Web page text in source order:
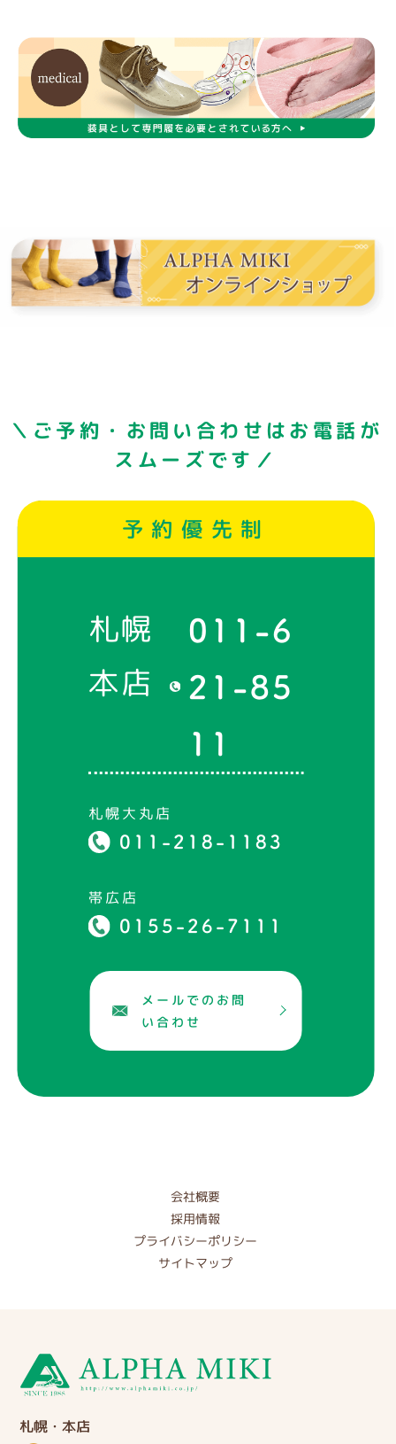
＼ご予約・お問い合わせはお電話が
スムーズです／
予約優先制
札幌
本店
011-6
21-85
11
札幌大丸店
011-218-1183
帯広店
0155-26-7111
メールでのお問
い合わせ
会社概要
採用情報
プライバシーポリシー
サイトマップ
札幌・本店